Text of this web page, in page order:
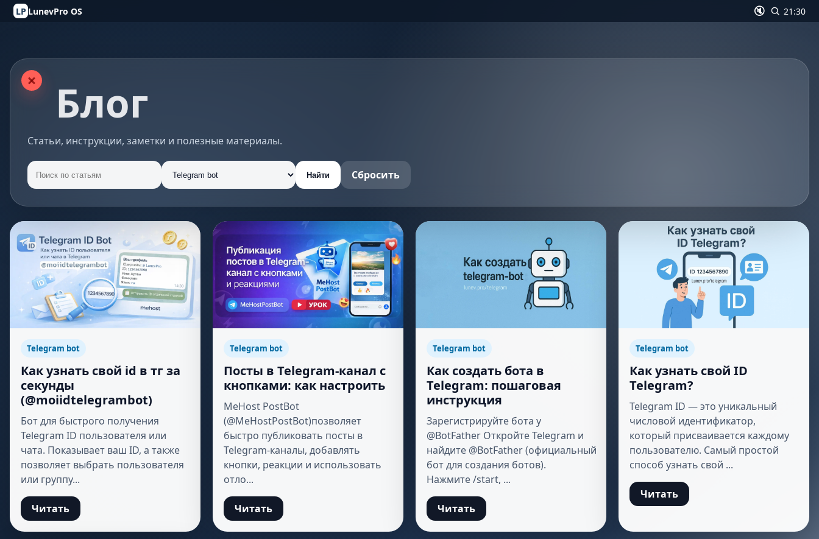
LP LunevPro OS 🔇 21:30
Блог
Статьи, инструкции, заметки и полезные материалы.
Найти Сбросить
Telegram bot
Как узнать свой id в тг за
секунды
(@moiidtelegrambot)
Бот для быстрого получения
Telegram ID пользователя или
чата. Показывает ваш ID, а также
позволяет выбрать пользователя
или группу...
Читать
Telegram bot
Посты в Telegram-канал с
кнопками: как настроить
MeHost PostBot
(@MeHostPostBot)позволяет
быстро публиковать посты в
Telegram-каналы, добавлять
кнопки, реакции и использовать
отло...
Читать
Telegram bot
Как создать бота в
Telegram: пошаговая
инструкция
Зарегистрируйте бота у
@BotFather Откройте Telegram и
найдите @BotFather (официальный
бот для создания ботов).
Нажмите /start, ...
Читать
Telegram bot
Как узнать свой ID
Telegram?
Telegram ID — это уникальный
числовой идентификатор,
который присваивается каждому
пользователю. Самый простой
способ узнать свой ...
Читать